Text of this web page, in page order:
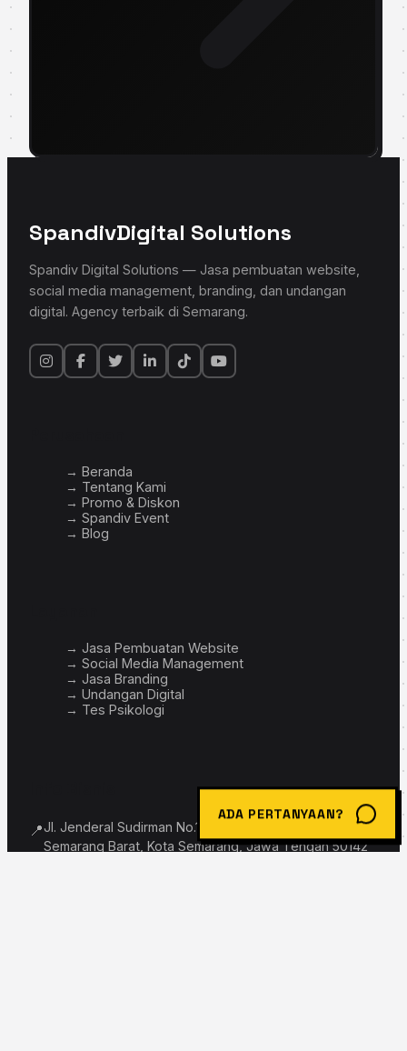
SpandivDigital Solutions
Spandiv Digital Solutions — Jasa pembuatan website,
social media management, branding, dan undangan
digital. Agency terbaik di Semarang.
→ Beranda
→ Tentang Kami
→ Promo & Diskon
→ Spandiv Event
→ Blog
→ Jasa Pembuatan Website
→ Social Media Management
→ Jasa Branding
→ Undangan Digital
→ Tes Psikologi
📍Jl. Jenderal Sudirman No.103, Krobokan, Kec.
Semarang Barat, Kota Semarang, Jawa Tengah 50142
ADA PERTANYAAN?